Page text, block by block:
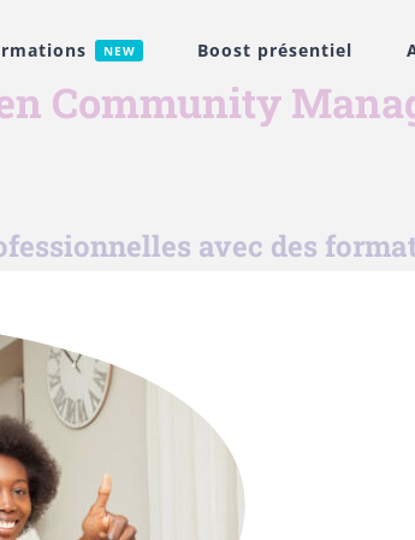
NEW Boost présentiel
Community
avec des